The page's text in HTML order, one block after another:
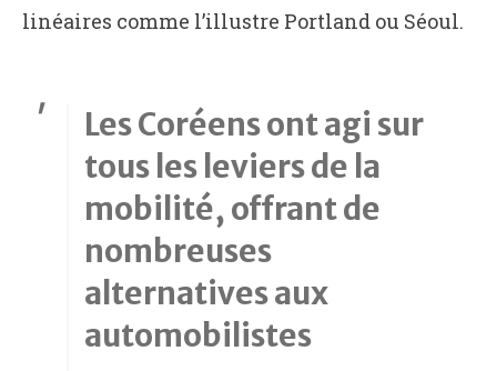
linéaires comme l’illustre Portland ou Séoul.
Les Coréens ont agi sur
tous les leviers de la
mobilité, offrant de
nombreuses
alternatives aux
automobilistes